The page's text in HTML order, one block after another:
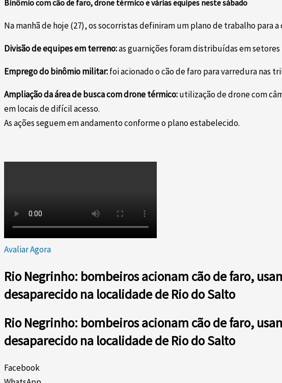
Binômio com cão de faro, drone térmico e várias equipes neste sábado
Na manhã de hoje (27), os socorristas definiram um plano de trabalho para
Divisão de equipes em terreno:as guarnições foram distribuídas em
Emprego do binômio militar:foi acionado o cão de faro para varredura nas
Ampliação da área de busca com drone térmico:utilização de drone com
em locais de difícil acesso.
As ações seguem em andamento conforme o plano estabelecido.
Avaliar Agora
Rio Negrinho: bombeiros acionam cão de faro,
desaparecido na localidade de Rio do Salto
Rio Negrinho: bombeiros acionam cão de faro,
desaparecido na localidade de Rio do Salto
Facebook